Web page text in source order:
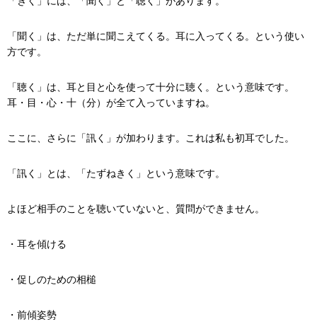
「聞く」は、ただ単に聞こえてくる。耳に入ってくる。という使い
方です。
「聴く」は、耳と目と心を使って十分に聴く。という意味です。
耳・目・心・十（分）が全て入っていますね。
ここに、さらに「訊く」が加わります。これは私も初耳でした。
「訊く」とは、「たずねきく」という意味です。
よほど相手のことを聴いていないと、質問ができません。
・耳を傾ける
・促しのための相槌
・前傾姿勢